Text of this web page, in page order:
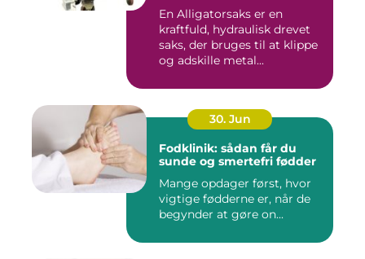
En Alligatorsaks er en
kraftfuld, hydraulisk drevet
saks, der bruges til at klippe
og adskille metal...
30. Jun
Fodklinik: sådan får du
sunde og smertefri fødder
Mange opdager først, hvor
vigtige fødderne er, når de
begynder at gøre on...